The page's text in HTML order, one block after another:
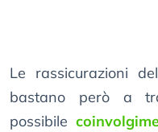
Le rassicurazioni
bastano però a
possibile